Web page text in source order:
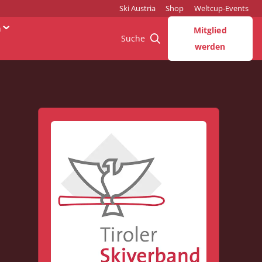
Ski Austria Shop Weltcup-Events
Suche
Mitglied
werden